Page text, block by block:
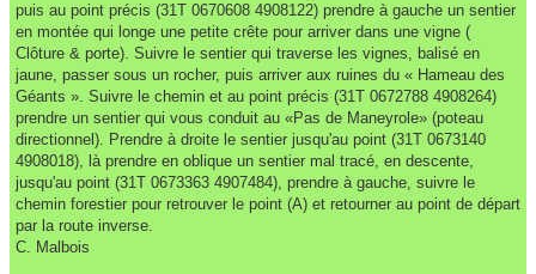
puis au point précis (31T 0670608 4908122) prendre à gauche un sentier
en montée qui longe une petite crête pour arriver dans une vigne (
Clôture & porte). Suivre le sentier qui traverse les vignes, balisé en
jaune, passer sous un rocher, puis arriver aux ruines du « Hameau des
Géants ». Suivre le chemin et au point précis (31T 0672788 4908264)
prendre un sentier qui vous conduit au «Pas de Maneyrole» (poteau
directionnel). Prendre à droite le sentier jusqu'au point (31T 0673140
4908018), là prendre en oblique un sentier mal tracé, en descente,
jusqu'au point (31T 0673363 4907484), prendre à gauche, suivre le
chemin forestier pour retrouver le point (A) et retourner au point de départ
par la route inverse.
C. Malbois